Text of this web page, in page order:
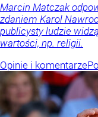
Marcin Matczak
zdaniem Karol
publicysty ludzie
wartości, np. religii.
Opinie i komentarze